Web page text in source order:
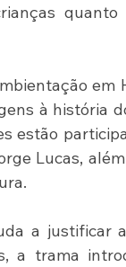
em
à história
estão
Lucas,
a justificar
a trama